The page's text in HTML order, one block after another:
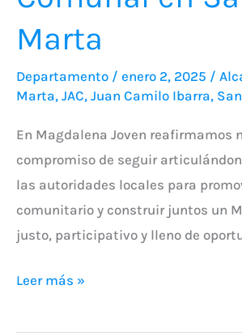
Marta
Departamento / enero 2, 2025 /
Marta, JAC, Juan Camilo Ibarra,
En Magdalena Joven reafirmamos
compromiso de seguir
las autoridades locales para
comunitario y construir juntos un
justo, participativo y lleno de
Leer más »